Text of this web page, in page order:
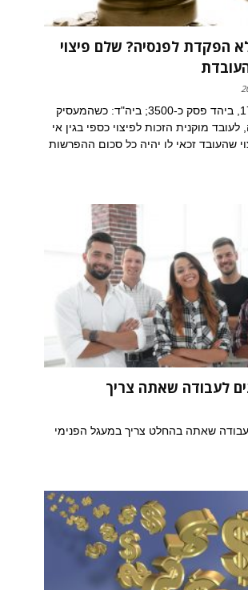
הפקדת לפנסיה? שלם פיצוי
העובדת ביקשה כ-1770, ביהד פסק כ-3500; ביה"ד: כשהמעסיק
מוקנית הזכות לפיצוי כספי בגין אי
שהעובד זכאי לו יהיה כל סכום ההפרשות
שאתה בהחלט צריך במעגל הפנימי